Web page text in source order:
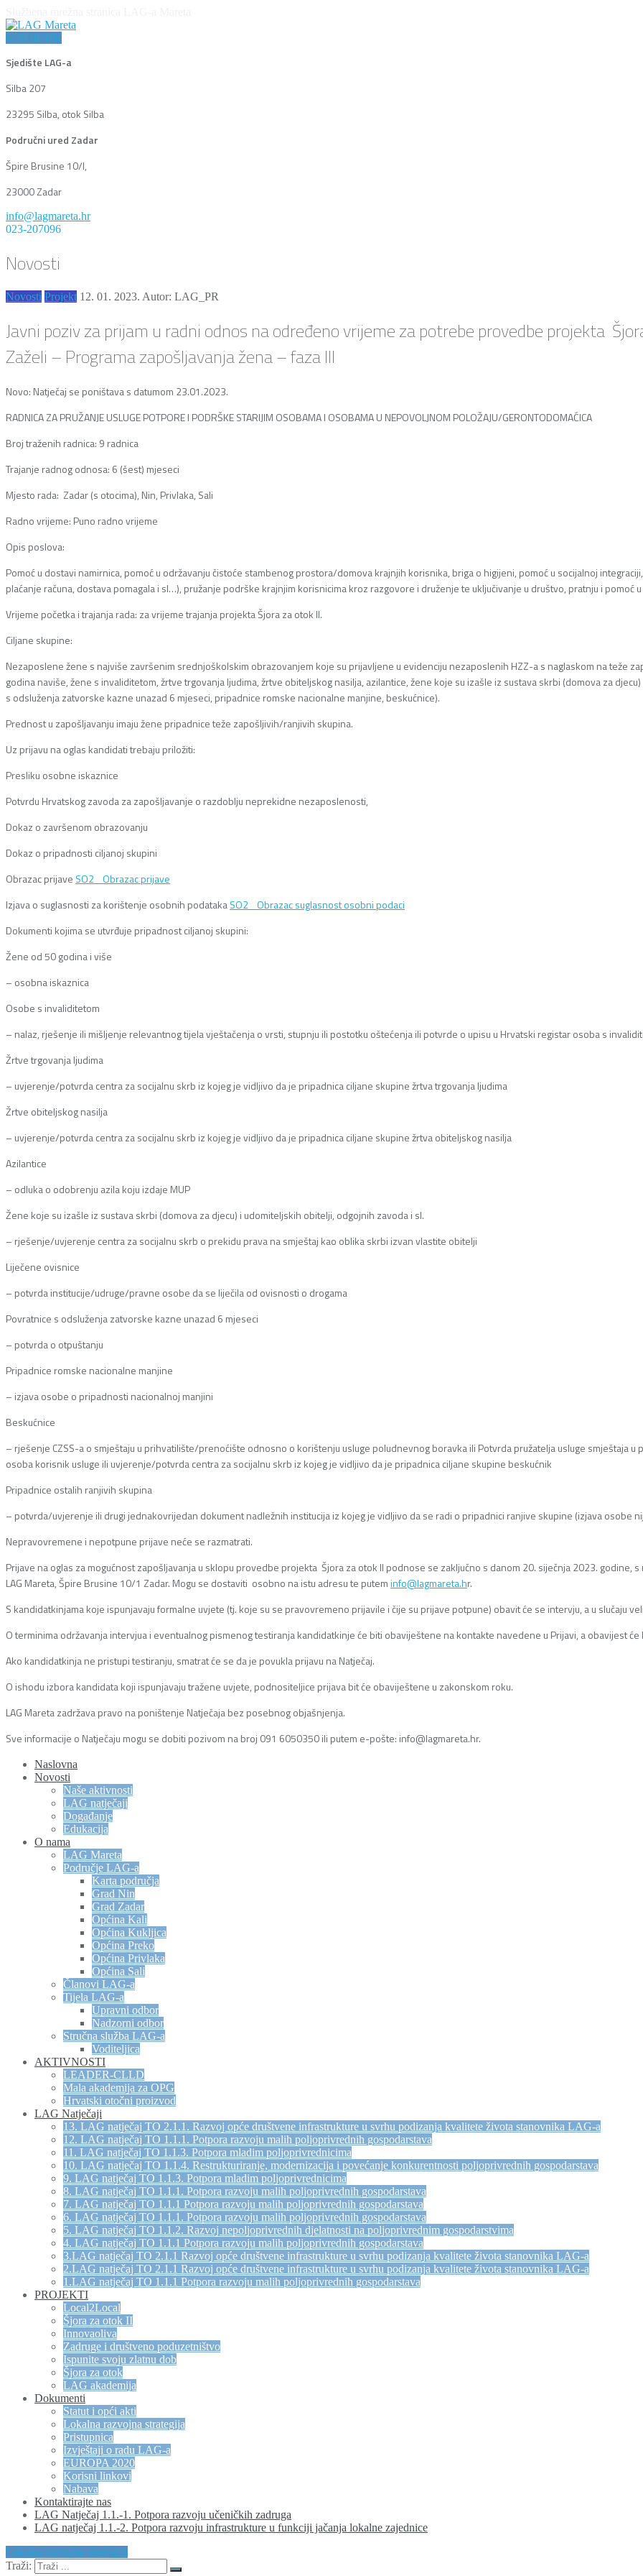
IZBORNIK
Sjedište LAG-a
Silba 207
23295 Silba, otok Silba
Područni ured Zadar
Špire Brusine 10/I,
23000 Zadar
info@lagmareta.hr
023-207096
Novosti
Novosti Projekt 12. 01. 2023. Autor: LAG_PR
Javni poziv za prijam u radni odnos na određeno vrijeme za potrebe provedbe projekta
Zaželi – Programa zapošljavanja žena – faza III
Novo: Natječaj se poništava s datumom 23.01.2023.
RADNICA ZA PRUŽANJE USLUGE POTPORE I PODRŠKE STARIJIM OSOBAMA I OSOBAMA U NEPOVOLJNOM POLOŽAJU/GERONTODOMAĆICA
Broj traženih radnica: 9 radnica
Trajanje radnog odnosa: 6 (šest) mjeseci
Mjesto rada: Zadar (s otocima), Nin, Privlaka, Sali
Radno vrijeme: Puno radno vrijeme
Opis poslova:
Pomoć u dostavi namirnica, pomoć u održavanju čistoće stambenog prostora/domova krajnjih korisnika, briga o higijeni, pomoć u socijalnoj
plaćanje računa, dostava pomagala i sl…), pružanje podrške krajnjim korisnicima kroz razgovore i druženje te uključivanje u društvo, pratnju i pomoć
Vrijeme početka i trajanja rada: za vrijeme trajanja projekta Šjora za otok II.
Ciljane skupine:
Nezaposlene žene s najviše završenim srednjoškolskim obrazovanjem koje su prijavljene u evidenciju nezaposlenih HZZ-a s naglaskom na teže
godina naviše, žene s invaliditetom, žrtve trgovanja ljudima, žrtve obiteljskog nasilja, azilantice, žene koje su izašle iz sustava skrbi (domova za
s odsluženja zatvorske kazne unazad 6 mjeseci, pripadnice romske nacionalne manjine, beskućnice).
Prednost u zapošljavanju imaju žene pripadnice teže zapošljivih/ranjivih skupina.
Uz prijavu na oglas kandidati trebaju priložiti:
Presliku osobne iskaznice
Potvrdu Hrvatskog zavoda za zapošljavanje o razdoblju neprekidne nezaposlenosti,
Dokaz o završenom obrazovanju
Dokaz o pripadnosti ciljanoj skupini
Obrazac prijave SO2_ Obrazac prijave
Izjava o suglasnosti za korištenje osobnih podatakaSO2_ Obrazac suglasnost osobni podaci
Dokumenti kojima se utvrđuje pripadnost ciljanoj skupini:
Žene od 50 godina i više
– osobna iskaznica
Osobe s invaliditetom
– nalaz, rješenje ili mišljenje relevantnog tijela vještačenja o vrsti, stupnju ili postotku oštećenja ili potvrde o upisu u Hrvatski registar osoba s
Žrtve trgovanja ljudima
– uvjerenje/potvrda centra za socijalnu skrb iz kojeg je vidljivo da je pripadnica ciljane skupine žrtva trgovanja ljudima
Žrtve obiteljskog nasilja
– uvjerenje/potvrda centra za socijalnu skrb iz kojeg je vidljivo da je pripadnica ciljane skupine žrtva obiteljskog nasilja
Azilantice
– odluka o odobrenju azila koju izdaje MUP
Žene koje su izašle iz sustava skrbi (domova za djecu) i udomiteljskih obitelji, odgojnih zavoda i sl.
– rješenje/uvjerenje centra za socijalnu skrb o prekidu prava na smještaj kao oblika skrbi izvan vlastite obitelji
Liječene ovisnice
– potvrda institucije/udruge/pravne osobe da se liječila od ovisnosti o drogama
Povratnice s odsluženja zatvorske kazne unazad 6 mjeseci
– potvrda o otpuštanju
Pripadnice romske nacionalne manjine
– izjava osobe o pripadnosti nacionalnoj manjini
Beskućnice
– rješenje CZSS-a o smještaju u prihvatilište/prenoćište odnosno o korištenju usluge poludnevnog boravka ili Potvrda pružatelja usluge smještaja
osoba korisnik usluge ili uvjerenje/potvrda centra za socijalnu skrb iz kojeg je vidljivo da je pripadnica ciljane skupine beskućnik
Pripadnice ostalih ranjivih skupina
– potvrda/uvjerenje ili drugi jednakovrijedan dokument nadležnih institucija iz kojeg je vidljivo da se radi o pripadnici ranjive skupine (izjava osobe
Nepravovremene i nepotpune prijave neće se razmatrati.
Prijave na oglas za mogućnost zapošljavanja u sklopu provedbe projekta Šjora za otok II podnose se zaključno s danom 20. siječnja 2023. godine, s
LAG Mareta, Špire Brusine 10/1 Zadar. Mogu se dostaviti osobno na istu adresu te puteminfo@lagmareta.hr.
S kandidatkinjama koje ispunjavaju formalne uvjete (tj. koje su se pravovremeno prijavile i čije su prijave potpune) obavit će se intervju, a u slučaju
O terminima održavanja intervjua i eventualnog pismenog testiranja kandidatkinje će biti obaviještene na kontakte navedene u Prijavi, a obavijest
Ako kandidatkinja ne pristupi testiranju, smatrat će se da je povukla prijavu na Natječaj.
O ishodu izbora kandidata koji ispunjavaju tražene uvjete, podnositeljice prijava bit će obaviještene u zakonskom roku.
LAG Mareta zadržava pravo na poništenje Natječaja bez posebnog objašnjenja.
Sve informacije o Natječaju mogu se dobiti pozivom na broj 091 6050350 ili putem e-pošte: info@lagmareta.hr.
Naslovna
Novosti
Naše aktivnosti
LAG natječaji
Događanje
Edukacija
O nama
LAG Mareta
Područje LAG-a
Karta područja
Grad Nin
Grad Zadar
Općina Kali
Općina Kukljica
Općina Preko
Općina Privlaka
Općina Sali
Članovi LAG-a
Tijela LAG-a
Upravni odbor
Nadzorni odbor
Stručna služba LAG-a
Voditeljica
AKTIVNOSTI
LEADER-CLLD
Mala akademija za OPG
Hrvatski otočni proizvod
LAG Natječaji
13. LAG natječaj TO 2.1.1. Razvoj opće društvene infrastrukture u svrhu podizanja kvalitete života stanovnika LAG-a
12. LAG natječaj TO 1.1.1. Potpora razvoju malih poljoprivrednih gospodarstava
11. LAG natječaj TO 1.1.3. Potpora mladim poljoprivrednicima
10. LAG natječaj TO 1.1.4. Restrukturiranje, modernizacija i povećanje konkurentnosti poljoprivrednih gospodarstava
9. LAG natječaj TO 1.1.3. Potpora mladim poljoprivrednicima
8. LAG natječaj TO 1.1.1. Potpora razvoju malih poljoprivrednih gospodarstava
7. LAG natječaj TO 1.1.1 Potpora razvoju malih poljoprivrednih gospodarstava
6. LAG natječaj TO 1.1.1. Potpora razvoju malih poljoprivrednih gospodarstava
5. LAG natječaj TO 1.1.2. Razvoj nepoljoprivrednih djelatnosti na poljoprivrednim gospodarstvima
4. LAG natječaj TO 1.1.1 Potpora razvoju malih poljoprivrednih gospodarstava
3.LAG natječaj TO 2.1.1 Razvoj opće društvene infrastrukture u svrhu podizanja kvalitete života stanovnika LAG-a
2.LAG natječaj TO 2.1.1 Razvoj opće društvene infrastrukture u svrhu podizanja kvalitete života stanovnika LAG-a
1.LAG natječaj TO 1.1.1 Potpora razvoju malih poljoprivrednih gospodarstava
PROJEKTI
Local2Local
Šjora za otok II
Innovaoliva
Zadruge i društveno poduzetništvo
Ispunite svoju zlatnu dob
Šjora za otok
LAG akademija
Dokumenti
Statut i opći akti
Lokalna razvojna strategija
Pristupnica
Izvještaji o radu LAG-a
EUROPA 2020
Korisni linkovi
Nabava
Kontaktirajte nas
LAG Natječaj 1.1.-1. Potpora razvoju učeničkih zadruga
LAG natječaj 1.1.-2. Potpora razvoju infrastrukture u funkciji jačanja lokalne zajednice
Lokalna razvojna strategija
Traži: